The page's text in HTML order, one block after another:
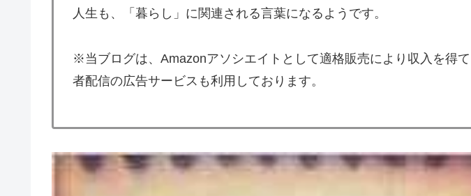
人生も、「暮らし」に関連される言葉になるようです。
※当ブログは、Amazonアソシエイトとして適格販売により収入を得
者配信の広告サービスも利用しております。